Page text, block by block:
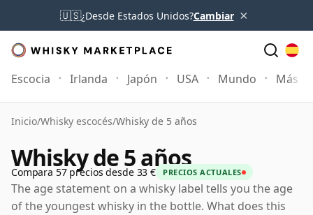
🇺🇸¿Desde Estados Unidos?Cambiar ×
Escocia Irlanda Japón USA Mundo Más
Inicio/Whisky escocés/Whisky de 5 años
Whisky de 5 años
Compara 57 precios desde 33 € PRECIOS ACTUALES
The age statement on a whisky label tells you the age
of the youngest whisky in the bottle. What does this